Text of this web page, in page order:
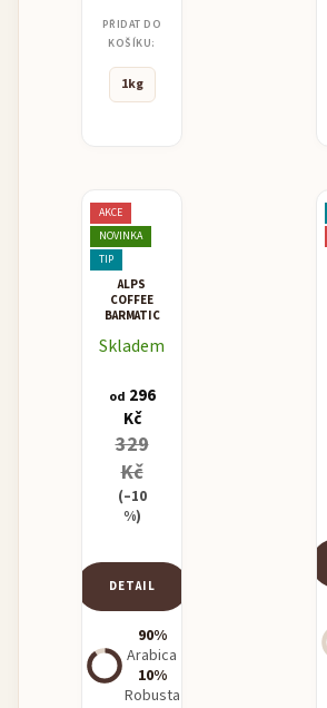
PŘIDAT DO
KOŠÍKU:
1kg
AKCE
NOVINKA
TIP
ALPS
COFFEE
BARMATIC
Skladem
od 296
Kč
329
Kč
(–10
%)
DETAIL
90%
Arabica
10%
Robusta